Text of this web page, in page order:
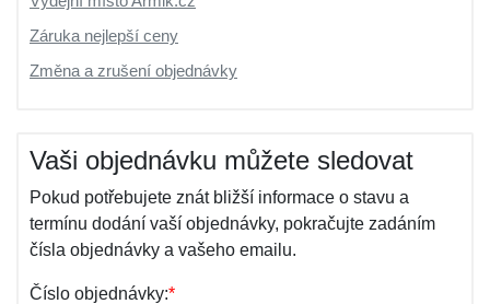
Záruka nejlepší ceny
Změna a zrušení objednávky
Vaši objednávku můžete sledovat
Pokud potřebujete znát bližší informace o stavu a
termínu dodání vaší objednávky, pokračujte zadáním
čísla objednávky a vašeho emailu.
Číslo objednávky:*